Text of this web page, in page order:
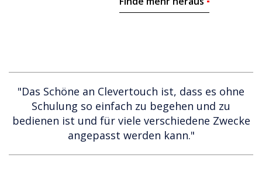
"Das Schöne an Clevertouch ist, dass es ohne
Schulung so einfach zu begehen und zu
bedienen ist und für viele verschiedene Zwecke
angepasst werden kann."